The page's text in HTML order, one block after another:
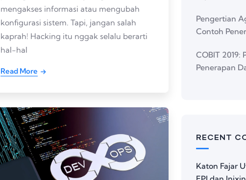
mengakses informasi atau mengubah
konfigurasi sistem. Tapi, jangan salah
kaprah! Hacking itu nggak selalu berarti
hal-hal
Read More
Pengertian
Contoh
COBIT 2019:
Penerapan
RECENT
Katon Fajar